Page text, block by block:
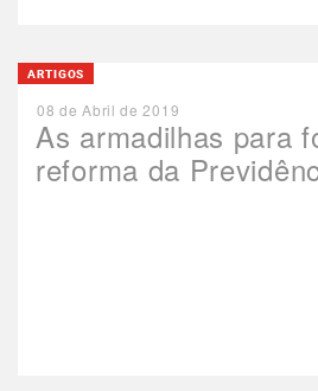
As armadilhas para
reforma da
ARTIGOS
08 de Abril de 2019